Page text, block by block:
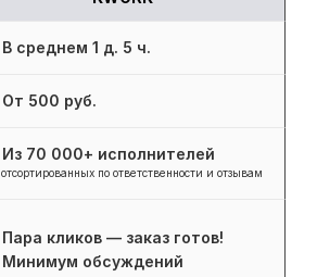
В среднем 1 д. 5 ч.
От 500 руб.
Из 70 000+ исполнителей
отсортированных по ответственности и отзывам
Пара кликов — заказ готов!
Минимум обсуждений